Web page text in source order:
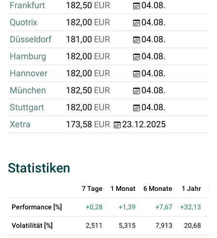
Frankfurt
182,50 EUR 04.08.
Quotrix
182,00 EUR 04.08.
Düsseldorf
181,00 EUR
04.08.
Hamburg
182,00 EUR
04.08.
Hannover
182,00 EUR
04.08.
München
182,50 EUR
04.08.
Stuttgart
182,00 EUR
04.08.
Xetra
173,58 EUR 23.12.2025
Statistiken
7 Tage 1 Monat 6 Monate 1 Jahr 3
Performance [%] +0,28 +1,39 +7,67 +32,13
Volatilität [%] 2,511 5,315 7,913 20,68